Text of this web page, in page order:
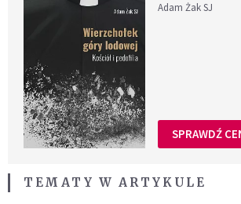
Adam Żak SJ
SPRAWDŹ
TEMATY W ARTYKULE